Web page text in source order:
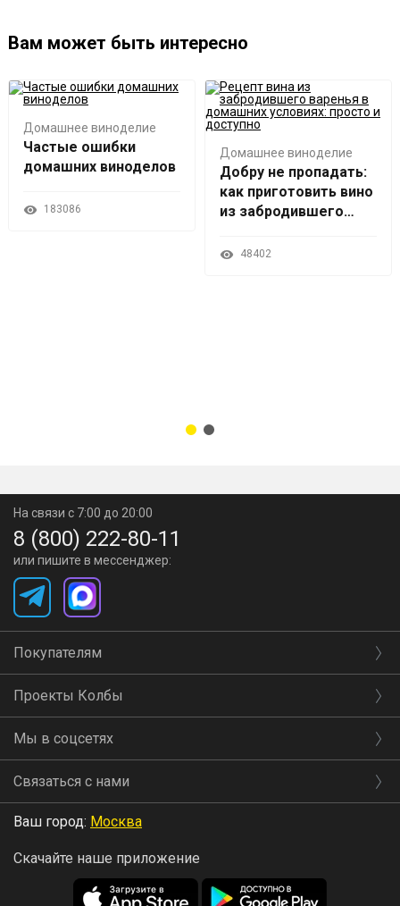
Вам может быть интересно
Домашнее виноделие
Частые ошибки
домашних виноделов
183086
Домашнее виноделие
Добру не пропадать:
как приготовить вино
из забродившего
48402
На связи с 7:00 до 20:00
8 (800) 222-80-11
или пишите в мессенджер:
Покупателям
Проекты Колбы
Мы в соцсетях
Связаться с нами
Ваш город: Москва
Скачайте наше приложение